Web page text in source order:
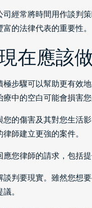
司經常將時間用作談判
富的法律代表的重要性。
在應該
極步驟可以幫助更有效
療中的空白可能會損害您
您的傷害及其對您生活
律師建立更強的案件。
應您律師的請求，包括
談判要現實。雖然您想
。